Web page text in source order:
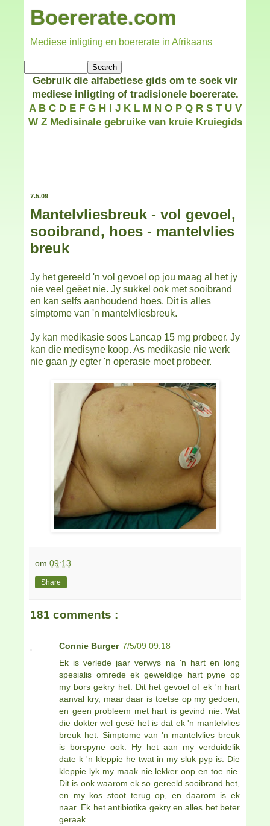
Boererate.com
Mediese inligting en boererate in Afrikaans
Gebruik die alfabetiese gids om te soek vir
mediese inligting of tradisionele boererate.
A B C D E F G H I J K L M N O P Q R S T U V
W Z Medisinale gebruike van kruie Kruiegids
7.5.09
Mantelvliesbreuk - vol gevoel,
sooibrand, hoes - mantelvlies
breuk
Jy het gereeld 'n vol gevoel op jou maag al het jy
nie veel geëet nie. Jy sukkel ook met sooibrand
en kan selfs aanhoudend hoes. Dit is alles
simptome van 'n mantelvliesbreuk.
Jy kan medikasie soos Lancap 15 mg probeer. Jy
kan die medisyne koop. As medikasie nie werk
nie gaan jy egter 'n operasie moet probeer.
om 09:13
Share
181 comments :
Connie Burger 7/5/09 09:18
Ek is verlede jaar verwys na 'n hart en long
spesialis omrede ek geweldige hart pyne op
my bors gekry het. Dit het gevoel of ek 'n hart
aanval kry, maar daar is toetse op my gedoen,
en geen probleem met hart is gevind nie. Wat
die dokter wel gesê het is dat ek 'n mantelvlies
breuk het. Simptome van 'n mantelvlies breuk
is borspyne ook. Hy het aan my verduidelik
date k 'n kleppie he twat in my sluk pyp is. Die
kleppie lyk my maak nie lekker oop en toe nie.
Dit is ook waarom ek so gereeld sooibrand het,
en my kos stoot terug op, en daarom is ek
naar. Ek het antibiotika gekry en alles het beter
geraak.